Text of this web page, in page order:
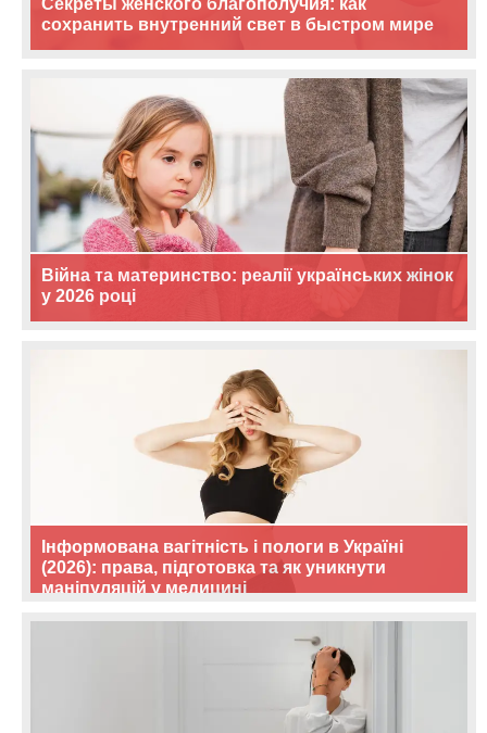
Секреты женского благополучия: как
сохранить внутренний свет в быстром мире
Війна та материнство: реалії українських жінок
у 2026 році
Інформована вагітність і пологи в Україні
(2026): права, підготовка та як уникнути
маніпуляцій у медицині